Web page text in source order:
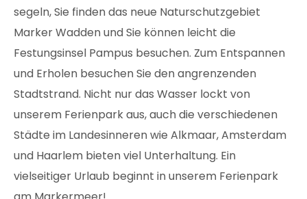
segeln, Sie finden das neue Naturschutzgebiet
Marker Wadden und Sie können leicht die
Festungsinsel Pampus besuchen. Zum Entspannen
und Erholen besuchen Sie den angrenzenden
Stadtstrand. Nicht nur das Wasser lockt von
unserem Ferienpark aus, auch die verschiedenen
Städte im Landesinneren wie Alkmaar, Amsterdam
und Haarlem bieten viel Unterhaltung. Ein
vielseitiger Urlaub beginnt in unserem Ferienpark